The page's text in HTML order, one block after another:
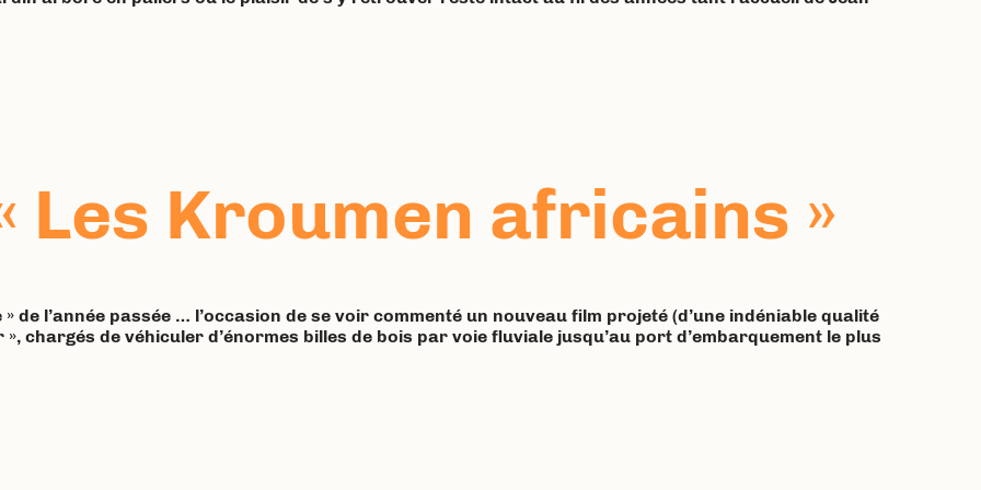
Les Kroumen africains »
de l’année passée … l’occasion de se voir commenté un nouveau film projeté (d’une indéniable qualité
chargés de véhiculer d’énormes billes de bois par voie fluviale jusqu’au port d’embarquement le plus